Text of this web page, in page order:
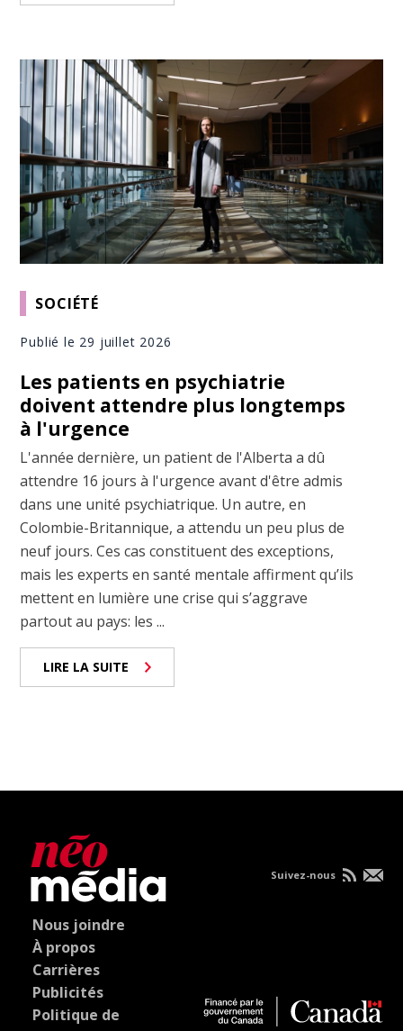
SOCIÉTÉ
Publié le 29 juillet 2026
Les patients en psychiatrie
doivent attendre plus longtemps
à l'urgence
L'année dernière, un patient de l'Alberta a dû
attendre 16 jours à l'urgence avant d'être admis
dans une unité psychiatrique. Un autre, en
Colombie-Britannique, a attendu un peu plus de
neuf jours. Ces cas constituent des exceptions,
mais les experts en santé mentale affirment qu’ils
mettent en lumière une crise qui s’aggrave
partout au pays: les ...
LIRE LA SUITE
Nous joindre
À propos
Carrières
Publicités
Politique de
Suivez-nous